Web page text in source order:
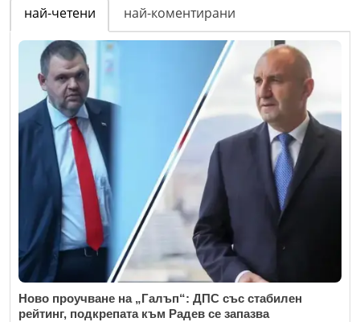
най-четени най-коментирани
Ново проучване на „Галъп“: ДПС със стабилен
рейтинг, подкрепата към Радев се запазва